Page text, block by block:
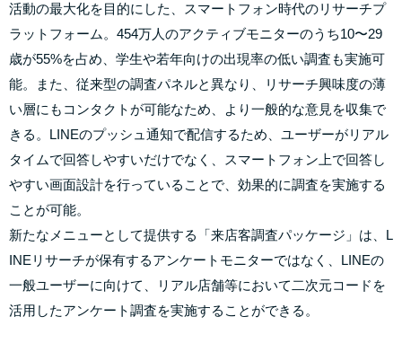
活動の最大化を目的にした、スマートフォン時代のリサーチプ
ラットフォーム。454万人のアクティブモニターのうち10〜29
歳が55%を占め、学生や若年向けの出現率の低い調査も実施可
能。また、従来型の調査パネルと異なり、リサーチ興味度の薄
い層にもコンタクトが可能なため、より一般的な意見を収集で
きる。LINEのプッシュ通知で配信するため、ユーザーがリアル
タイムで回答しやすいだけでなく、スマートフォン上で回答し
やすい画面設計を行っていることで、効果的に調査を実施する
ことが可能。
新たなメニューとして提供する「来店客調査パッケージ」は、L
INEリサーチが保有するアンケートモニターではなく、LINEの
一般ユーザーに向けて、リアル店舗等において二次元コードを
活用したアンケート調査を実施することができる。